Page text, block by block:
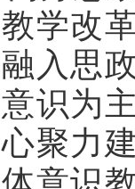
学改
入思
识为
聚力